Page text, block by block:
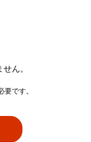
ん。
要です。